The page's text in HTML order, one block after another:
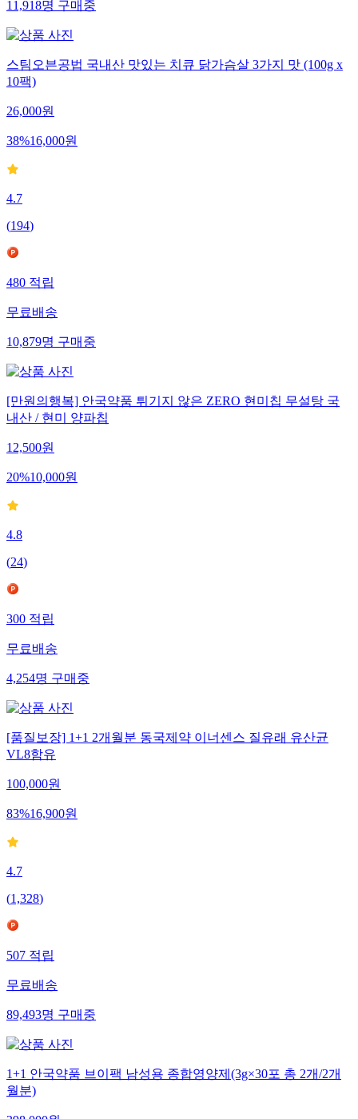
11,918명구매중
스팀오븐공법 국내산 맛있는 치큐 닭가슴살 3가지 맛 (100g x
10팩)
26,000원
38%16,000원
4.7
(194)
480적립
무료배송
10,879명구매중
[만원의행복] 안국약품 튀기지 않은 ZERO 현미칩 무설탕 국
내산 / 현미 양파칩
12,500원
20%10,000원
4.8
(24)
300적립
무료배송
4,254명구매중
[품질보장] 1+1 2개월분 동국제약 이너센스 질유래 유산균
VL8함유
100,000원
83%16,900원
4.7
(1,328)
507적립
무료배송
89,493명구매중
1+1 안국약품 브이팩 남성용 종합영양제(3g×30포 총 2개/2개
월분)